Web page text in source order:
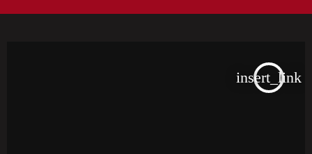
insert_link